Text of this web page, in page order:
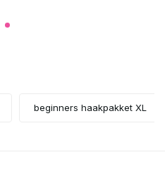
beginners haakpakket XL